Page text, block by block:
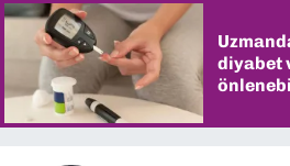
diyabet